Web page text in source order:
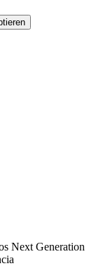
Next Generation